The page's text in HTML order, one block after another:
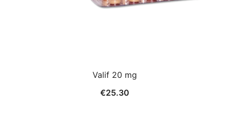
Valif 20 mg
€25.30